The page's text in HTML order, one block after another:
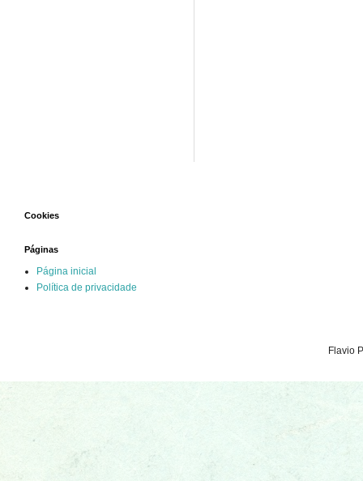
Cookies
Páginas
Página inicial
Política de privacidade
Flavio